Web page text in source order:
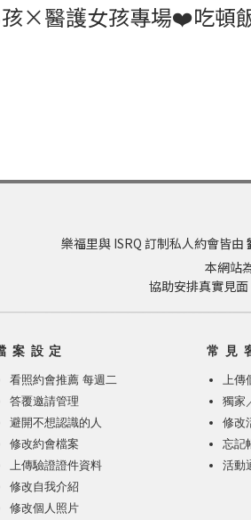
×醫護女孩專場❤️吃頓
樂福里與 ISRQ 訂制私人約會皆由
本網站
協助安排真實見
案 設 定
看照約會推薦 每週二
答覆邀請管理
避開不想認識的人
修改約會檔案
上傳驗證證件資料
修改自我介紹
修改個人照片
常 見
上傳
獨家
修改
忘記
活動